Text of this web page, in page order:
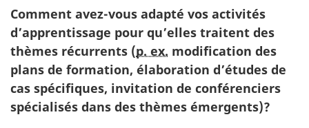
Comment avez-vous adapté vos activités
d’apprentissage pour qu’elles traitent des
thèmes récurrents (p. ex. modification des
plans de formation, élaboration d’études de
cas spécifiques, invitation de conférenciers
spécialisés dans des thèmes émergents)?